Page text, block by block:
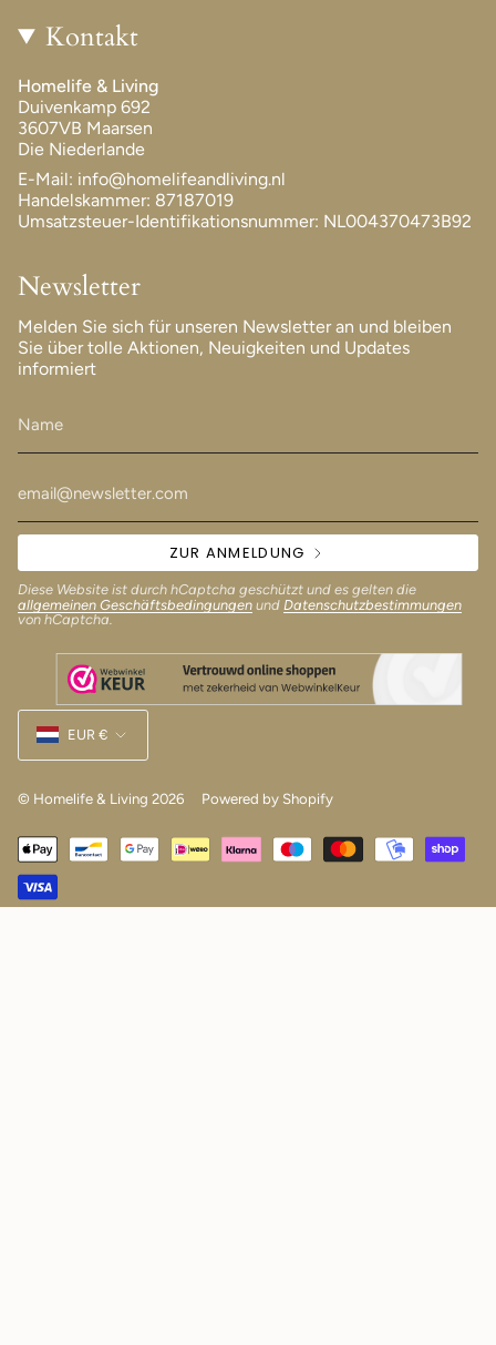
Kontakt
Homelife & Living
Duivenkamp 692
3607VB Maarsen
Die Niederlande
E-Mail: info@homelifeandliving.nl
Handelskammer: 87187019
Umsatzsteuer-Identifikationsnummer: NL004370473B92
Newsletter
Melden Sie sich für unseren Newsletter an und bleiben
Sie über tolle Aktionen, Neuigkeiten und Updates
informiert
ZUR ANMELDUNG
Diese Website ist durch hCaptcha geschützt und es gelten die
allgemeinen Geschäftsbedingungen und Datenschutzbestimmungen
von hCaptcha.
Währung
EUR €
© Homelife & Living 2026 Powered by Shopify